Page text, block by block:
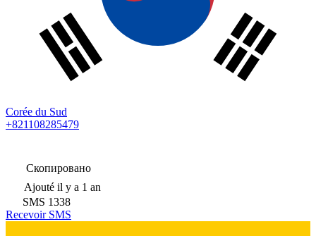
Corée du Sud
+821108285479
Скопировано
Ajouté il y a 1 an
SMS 1338
Recevoir SMS